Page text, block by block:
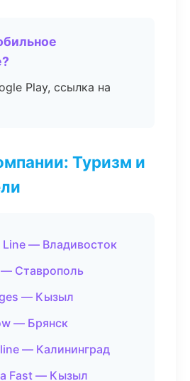
Play, ссылка на
Туризм и
Line — Владивосток
Ставрополь
— Кызыл
— Брянск
— Калининград
Fast — Кызыл